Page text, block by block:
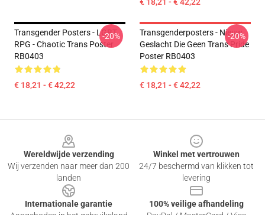
Transgender Posters - LGBT
RPG - Chaotic Trans Poster
RB0403
€ 18,21 - € 42,22
-20%
Transgenderposters - Nieuw
Geslacht Die Geen Trans Pride
Poster RB0403
€ 18,21 - € 42,22
-20%
Wereldwijde verzending
Wij verzenden naar meer dan 200
landen
Winkel met vertrouwen
24/7 beschermd van klikken tot
levering
Internationale garantie
100% veilige afhandeling